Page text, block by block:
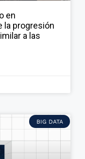
en
la progresión
a las
BIG DATA